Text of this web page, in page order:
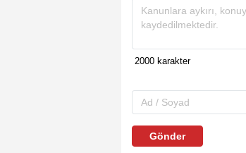
Gönder